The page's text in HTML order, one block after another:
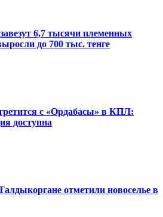
6,7 тысячи племенных
до 700 тыс. тенге
с «Ордабасы» в КПЛ:
доступна
отметили новоселье в